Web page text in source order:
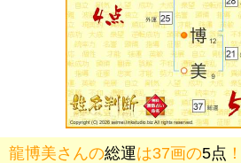
龍博美さんの総運は37画の5点 ！